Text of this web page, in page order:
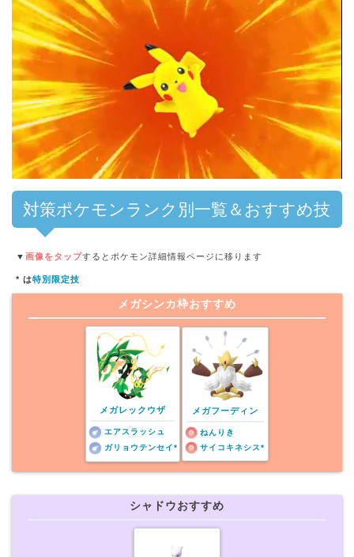
対策ポケモンランク別一覧＆おすすめ技
▼ 画像をタップするとポケモン詳細情報ページに移ります
* は特別限定技
メガシンカ枠おすすめ
メガレックウザ
エアスラッシュ
ガリョウテンセイ*
メガフーディン
ねんりき
サイコキネシス*
シャドウおすすめ